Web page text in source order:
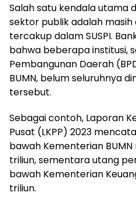
Salah satu kendala utama
sektor publik adalah
tercakup dalam SUSPI.
bahwa beberapa institusi,
Pembangunan Daerah
BUMN, belum seluruhnya
tersebut.
Sebagai contoh, Laporan
Pusat (LKPP) 2023
bawah Kementerian BUMN
triliun, sementara utang
bawah Kementerian
triliun.